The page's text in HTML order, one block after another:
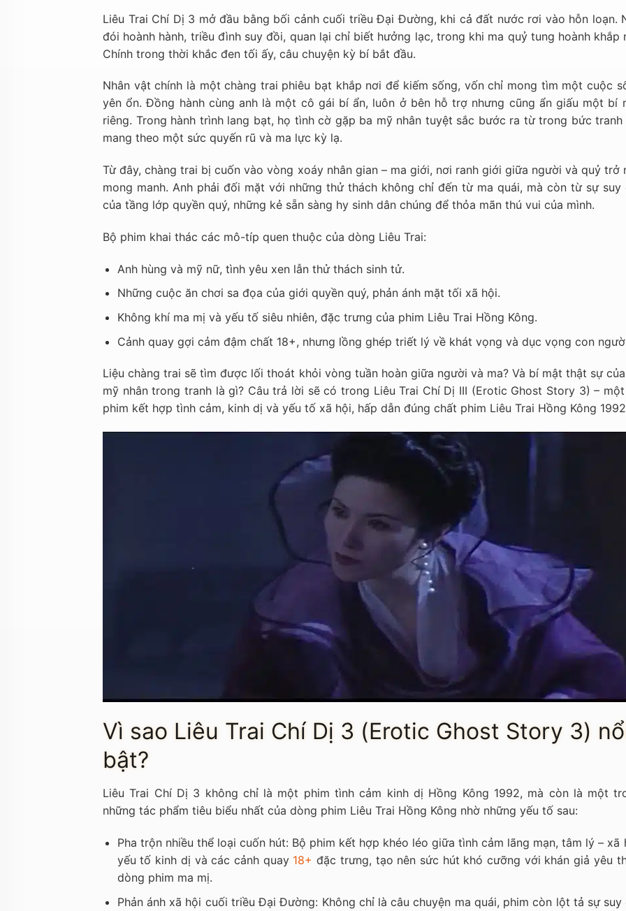
Liêu Trai Chí Dị 3 mở đầu bằng bối cảnh cuối triều Đại Đường, khi cả đất nước rơi vào hỗn loạn.
đói hoành hành, triều đình suy đồi, quan lại chỉ biết hưởng lạc, trong khi ma quỷ tung hoành khắp
Chính trong thời khắc đen tối ấy, câu chuyện kỳ bí bắt đầu.
Nhân vật chính là một chàng trai phiêu bạt khắp nơi để kiếm sống, vốn chỉ mong tìm một cuộc
yên ổn. Đồng hành cùng anh là một cô gái bí ẩn, luôn ở bên hỗ trợ nhưng cũng ẩn giấu một bí
riêng. Trong hành trình lang bạt, họ tình cờ gặp ba mỹ nhân tuyệt sắc bước ra từ trong bức tranh
mang theo một sức quyến rũ và ma lực kỳ lạ.
Từ đây, chàng trai bị cuốn vào vòng xoáy nhân gian – ma giới, nơi ranh giới giữa người và quỷ trở
mong manh. Anh phải đối mặt với những thử thách không chỉ đến từ ma quái, mà còn từ sự suy
của tầng lớp quyền quý, những kẻ sẵn sàng hy sinh dân chúng để thỏa mãn thú vui của mình.
Bộ phim khai thác các mô-típ quen thuộc của dòng Liêu Trai:
Anh hùng và mỹ nữ, tình yêu xen lẫn thử thách sinh tử.
Những cuộc ăn chơi sa đọa của giới quyền quý, phản ánh mặt tối xã hội.
Không khí ma mị và yếu tố siêu nhiên, đặc trưng của phim Liêu Trai Hồng Kông.
Cảnh quay gợi cảm đậm chất 18+, nhưng lồng ghép triết lý về khát vọng và dục vọng con
Liệu chàng trai sẽ tìm được lối thoát khỏi vòng tuần hoàn giữa người và ma? Và bí mật thật sự
mỹ nhân trong tranh là gì? Câu trả lời sẽ có trong Liêu Trai Chí Dị III (Erotic Ghost Story 3) –
phim kết hợp tình cảm, kinh dị và yếu tố xã hội, hấp dẫn đúng chất phim Liêu Trai Hồng Kông
Vì sao Liêu Trai Chí Dị 3 (Erotic Ghost Story 3)
bật?
Liêu Trai Chí Dị 3 không chỉ là một phim tình cảm kinh dị Hồng Kông 1992, mà còn là một
những tác phẩm tiêu biểu nhất của dòng phim Liêu Trai Hồng Kông nhờ những yếu tố sau:
Pha trộn nhiều thể loại cuốn hút: Bộ phim kết hợp khéo léo giữa tình cảm lãng mạn, tâm lý – xã
yếu tố kinh dị và các cảnh quay 18+ đặc trưng, tạo nên sức hút khó cưỡng với khán giả yêu
dòng phim ma mị.
Phản ánh xã hội cuối triều Đại Đường: Không chỉ là câu chuyện ma quái, phim còn lột tả sự suy